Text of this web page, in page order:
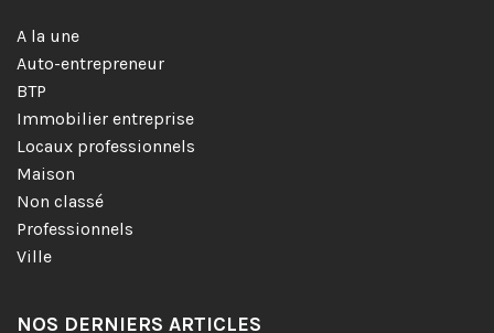
A la une
Auto-entrepreneur
BTP
Immobilier entreprise
Locaux professionnels
Maison
Non classé
Professionnels
Ville
NOS DERNIERS ARTICLES